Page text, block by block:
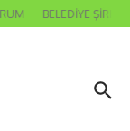
BELEDİYE